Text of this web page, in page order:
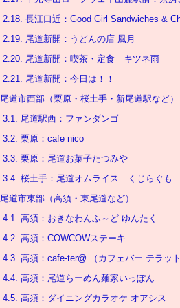
2.18. 長江口近：Good Girl Sandwiches &
2.19. 尾道新開：うどんの店 風月
2.20. 尾道新開：喫茶・定食 キツネ雨
2.21. 尾道新開：今日は！！
尾道市西部（栗原・桜土手・新尾道駅など）
3.1. 尾道駅西：ファンダンゴ
3.2. 栗原：cafe nico
3.3. 栗原：尾道お菓子たつみや
3.4. 桜土手：尾道オムライス くじらぐも
尾道市東部（高須・東尾道など）
4.1. 高須：おきなわんふ～ど ゆんたく
4.2. 高須：COWCOWステーキ
4.3. 高須：cafe-ter@ （カフェバー テラット
4.4. 高須：尾道らーめん麺家いっぽん
4.5. 高須：ダイニングカラオケ オアシス